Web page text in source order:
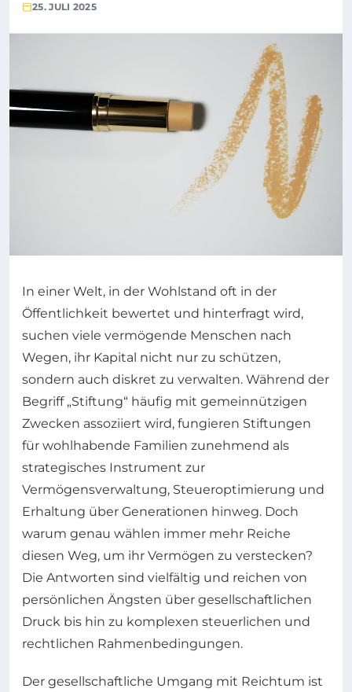
25. JULI 2025
In einer Welt, in der Wohlstand oft in der
Öffentlichkeit bewertet und hinterfragt wird,
suchen viele vermögende Menschen nach
Wegen, ihr Kapital nicht nur zu schützen,
sondern auch diskret zu verwalten. Während der
Begriff „Stiftung“ häufig mit gemeinnützigen
Zwecken assoziiert wird, fungieren Stiftungen
für wohlhabende Familien zunehmend als
strategisches Instrument zur
Vermögensverwaltung, Steueroptimierung und
Erhaltung über Generationen hinweg. Doch
warum genau wählen immer mehr Reiche
diesen Weg, um ihr Vermögen zu verstecken?
Die Antworten sind vielfältig und reichen von
persönlichen Ängsten über gesellschaftlichen
Druck bis hin zu komplexen steuerlichen und
rechtlichen Rahmenbedingungen.
Der gesellschaftliche Umgang mit Reichtum ist